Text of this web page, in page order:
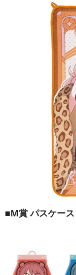
■M賞 パスケース